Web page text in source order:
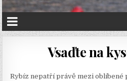
Vsaďte na
Rybíz nepatří právě mezi oblíbené